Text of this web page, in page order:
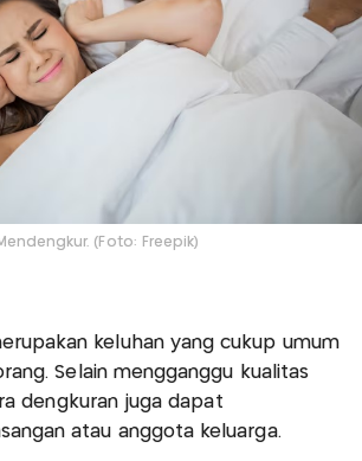
(Foto: Freepik)
keluhan yang cukup umum
Selain mengganggu kualitas
dengkuran juga dapat
atau anggota keluarga.